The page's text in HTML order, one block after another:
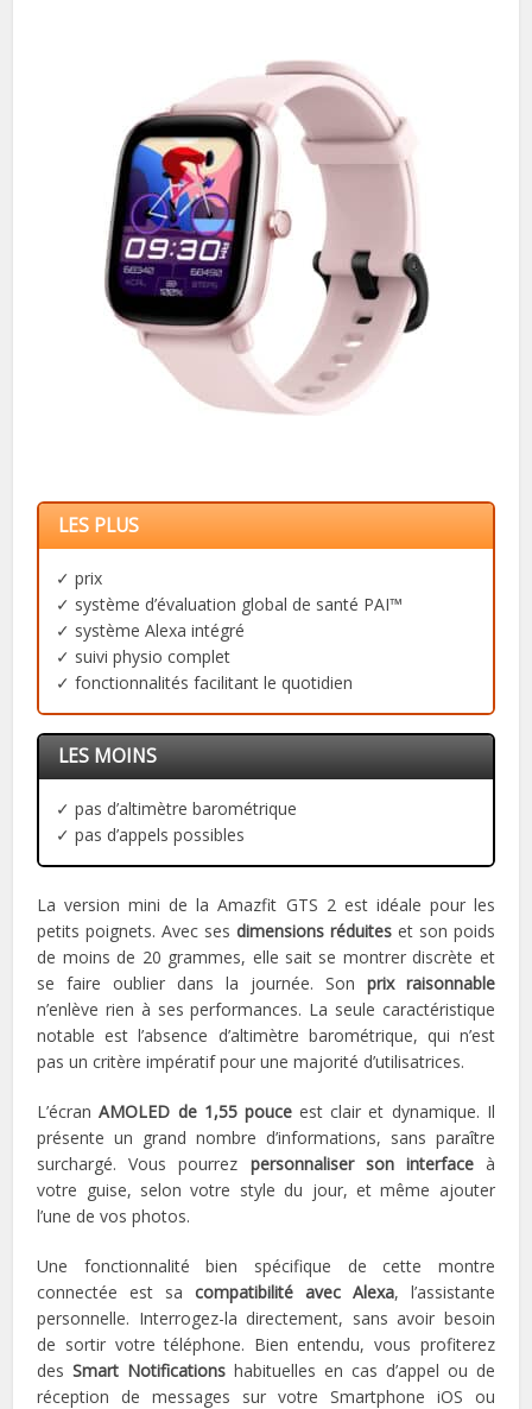
LES PLUS
✓ prix
✓ système d’évaluation global de santé PAI™
✓ système Alexa intégré
✓ suivi physio complet
✓ fonctionnalités facilitant le quotidien
LES MOINS
✓ pas d’altimètre barométrique
✓ pas d’appels possibles
La version mini de la Amazfit GTS 2 est idéale pour les
petits poignets. Avec ses dimensions réduiteset son poids
de moins de 20 grammes, elle sait se montrer discrète et
se faire oublier dans la journée. Son prix raisonnable
n’enlève rien à ses performances. La seule caractéristique
notable est l’absence d’altimètre barométrique, qui n’est
pas un critère impératif pour une majorité d’utilisatrices.
L’écranAMOLED de 1,55 pouceest clair et dynamique. Il
présente un grand nombre d’informations, sans paraître
surchargé. Vous pourrez personnaliser son interfaceà
votre guise, selon votre style du jour, et même ajouter
l’une de vos photos.
Une fonctionnalité bien spécifique de cette montre
connectée est sa compatibilité avec Alexa, l’assistante
personnelle. Interrogez-la directement, sans avoir besoin
de sortir votre téléphone. Bien entendu, vous profiterez
desSmart Notifications habituelles en cas d’appel ou de
réception de messages sur votre Smartphone iOS ou